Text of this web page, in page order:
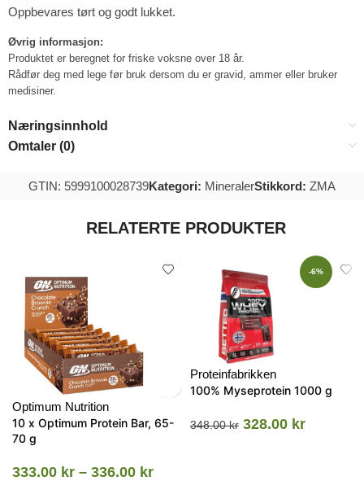
Oppbevares tørt og godt lukket.
Øvrig informasjon:
Produktet er beregnet for friske voksne over 18 år.
Rådfør deg med lege før bruk dersom du er gravid, ammer eller bruker
medisiner.
Næringsinnhold
Omtaler (0)
GTIN: 5999100028739Kategori: MineralerStikkord: ZMA
RELATERTE PRODUKTER
Optimum Nutrition
10 x Optimum Protein Bar, 65-
70 g
333.00 kr – 336.00 kr
-6%
Proteinfabrikken
100% Myseprotein 1000 g
348.00kr 328.00 kr